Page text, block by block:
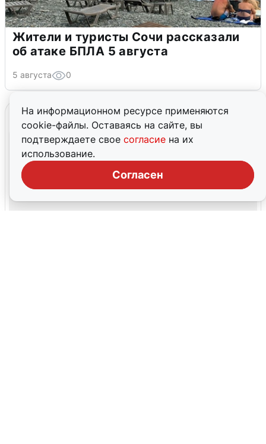
На информационном ресурсе применяются
cookie-файлы. Оставаясь на сайте, вы
подтверждаете свое согласие на их
использование.
Согласен
Жители и туристы Сочи рассказали
об атаке БПЛА 5 августа
5 августа 0